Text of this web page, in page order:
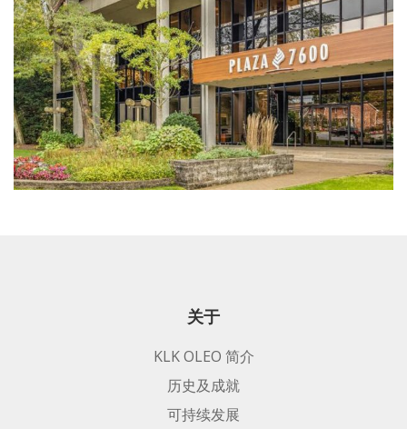
关于
KLK OLEO 简介
历史及成就
可持续发展